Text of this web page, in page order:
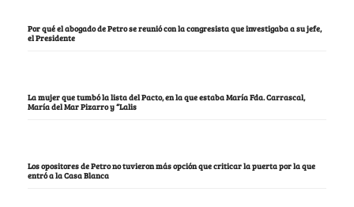
Por qué el abogado de Petro se reunió con la congresista que investigaba a su jefe,
el Presidente
La mujer que tumbó la lista del Pacto, en la que estaba María Fda. Carrascal,
María del Mar Pizarro y “Lalis
Los opositores de Petro no tuvieron más opción que criticar la puerta por la que
entró a la Casa Blanca